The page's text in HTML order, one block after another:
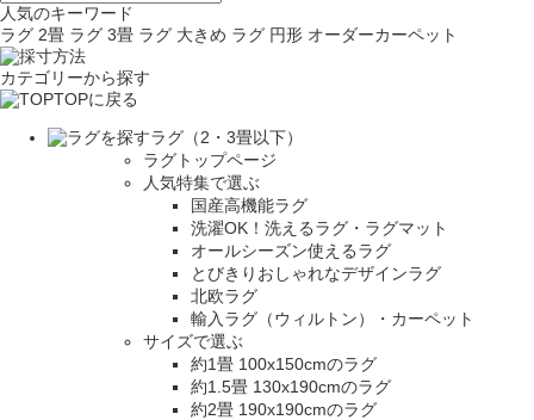
人気のキーワード
ラグ 2畳 ラグ 3畳 ラグ 大きめ ラグ 円形 オーダーカーペット
カテゴリーから探す
TOPに戻る
ラグ（2・3畳以下）
ラグトップページ
人気特集で選ぶ
国産高機能ラグ
洗濯OK！洗えるラグ・ラグマット
オールシーズン使えるラグ
とびきりおしゃれなデザインラグ
北欧ラグ
輸入ラグ（ウィルトン）・カーペット
サイズで選ぶ
約1畳 100x150cmのラグ
約1.5畳 130x190cmのラグ
約2畳 190x190cmのラグ